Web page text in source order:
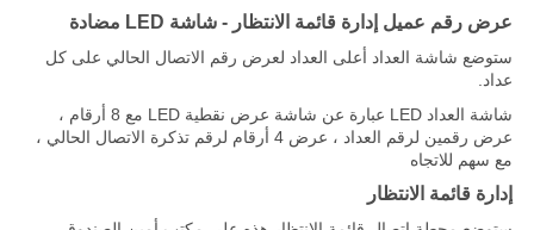
عرض رقم عميل إدارة قائمة الانتظار - شاشة LED مضادة
ستوضع شاشة العداد أعلى العداد لعرض رقم الاتصال الحالي على كل
عداد.
شاشة العداد LED عبارة عن شاشة عرض نقطية LED مع 8 أرقام ،
عرض رقمين لرقم العداد ، عرض 4 أرقام لرقم تذكرة الاتصال الحالي ،
مع سهم للاتجاه
إدارة قائمة الانتظار